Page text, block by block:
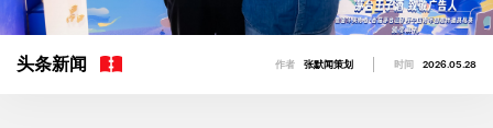
头条新闻 作者 张默闻策划 时间 2026.05.28